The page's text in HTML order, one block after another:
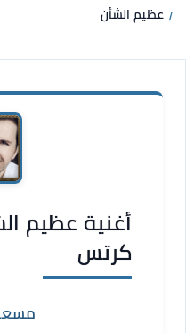
عظيم الشأن
أغنية عظيم
كرتس